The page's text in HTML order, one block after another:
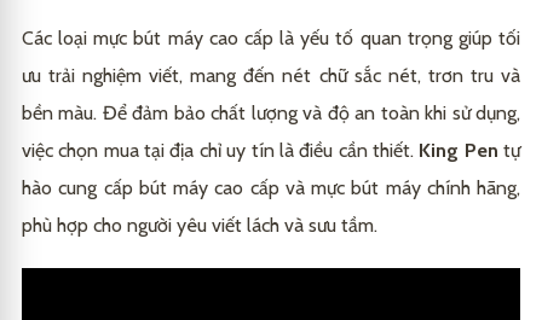
Các loại mực bút máy cao cấp là yếu tố quan trọng giúp tối
ưu trải nghiệm viết, mang đến nét chữ sắc nét, trơn tru và
bền màu. Để đảm bảo chất lượng và độ an toàn khi sử dụng,
việc chọn mua tại địa chỉ uy tín là điều cần thiết. King Pen tự
hào cung cấp bút máy cao cấp và mực bút máy chính hãng,
phù hợp cho người yêu viết lách và sưu tầm.